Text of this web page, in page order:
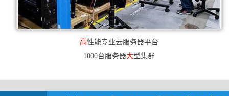
高性能专业云服务器平台
1000台服务器大型集群